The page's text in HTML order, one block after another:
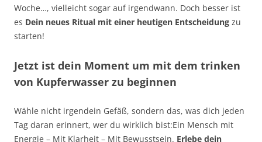
Woche…, vielleicht sogar auf irgendwann. Doch besser ist
es Dein neues Ritual mit einer heutigen Entscheidung zu
starten!
Jetzt ist dein Moment um mit dem trinken
von Kupferwasser zu beginnen
Wähle nicht irgendein Gefäß, sondern das, was dich jeden
Tag daran erinnert, wer du wirklich bist:Ein Mensch mit
Energie – Mit Klarheit – Mit Bewusstsein. Erlebe dein